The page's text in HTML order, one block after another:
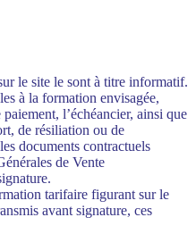
le site le sont à titre informatif.
à la formation envisagée,
l’échéancier, ainsi que
de résiliation ou de
documents contractuels
de Vente
tarifaire figurant sur le
avant signature, ces